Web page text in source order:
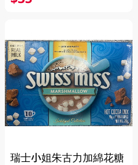
瑞士小姐朱古力加綿花糖